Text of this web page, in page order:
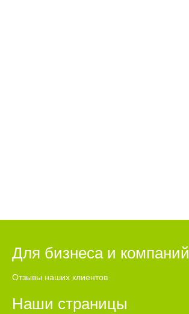
Для бизнеса и компаний
Отзывы наших клиентов
Наши страницы